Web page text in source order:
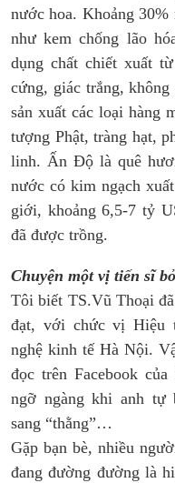
nước hoa. Khoảng
như kem chống lão
dụng chất chiết xuất
cứng, giác trắng,
sản xuất các loại hàng
tượng Phật, tràng hạt,
linh. Ấn Độ là quê
nước có kim ngạch
giới, khoảng 6,5-7 tỷ
đã được trồng.
Chuyện một vị tiến sĩ
Tôi biết TS.Vũ Thoại
đạt, với chức vị Hiệu
nghệ kinh tế Hà Nội.
đọc trên Facebook
ngỡ ngàng khi anh tự
sang “thằng”…
Gặp bạn bè, nhiều
đang đường đường là